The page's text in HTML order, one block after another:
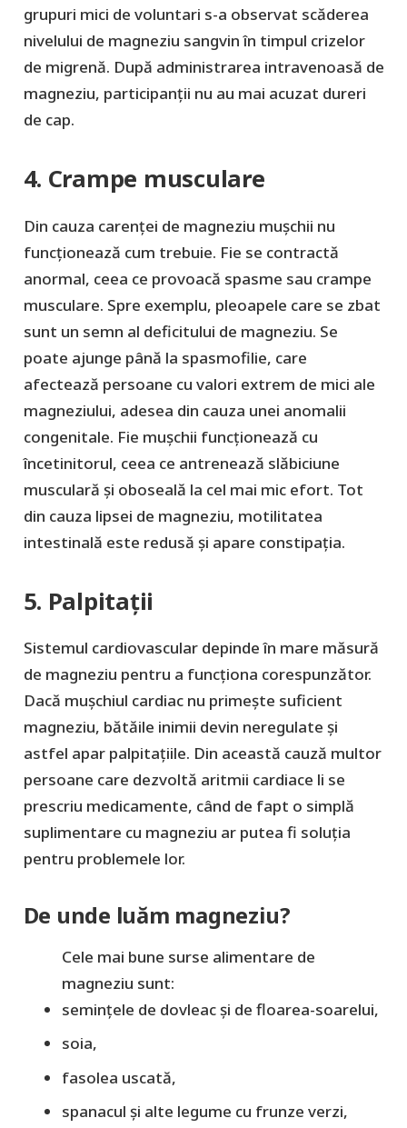
grupuri mici de voluntari s-a observat scăderea
nivelului de magneziu sangvin în timpul crizelor
de migrenă. După administrarea intravenoasă de
magneziu, participanții nu au mai acuzat dureri
de cap.
4. Crampe musculare
Din cauza carenței de magneziu mușchii nu
funcționează cum trebuie. Fie se contractă
anormal, ceea ce provoacă spasme sau crampe
musculare. Spre exemplu, pleoapele care se zbat
sunt un semn al deficitului de magneziu. Se
poate ajunge până la spasmofilie, care
afectează persoane cu valori extrem de mici ale
magneziului, adesea din cauza unei anomalii
congenitale. Fie mușchii funcționează cu
încetinitorul, ceea ce antrenează slăbiciune
musculară și oboseală la cel mai mic efort. Tot
din cauza lipsei de magneziu, motilitatea
intestinală este redusă și apare constipația.
5. Palpitații
Sistemul cardiovascular depinde în mare măsură
de magneziu pentru a funcționa corespunzător.
Dacă mușchiul cardiac nu primește suficient
magneziu, bătăile inimii devin neregulate și
astfel apar palpitațiile. Din această cauză multor
persoane care dezvoltă aritmii cardiace li se
prescriu medicamente, când de fapt o simplă
suplimentare cu magneziu ar putea fi soluția
pentru problemele lor.
De unde luăm magneziu?
Cele mai bune surse alimentare de
magneziu sunt:
semințele de dovleac și de floarea-soarelui,
soia,
fasolea uscată,
spanacul și alte legume cu frunze verzi,